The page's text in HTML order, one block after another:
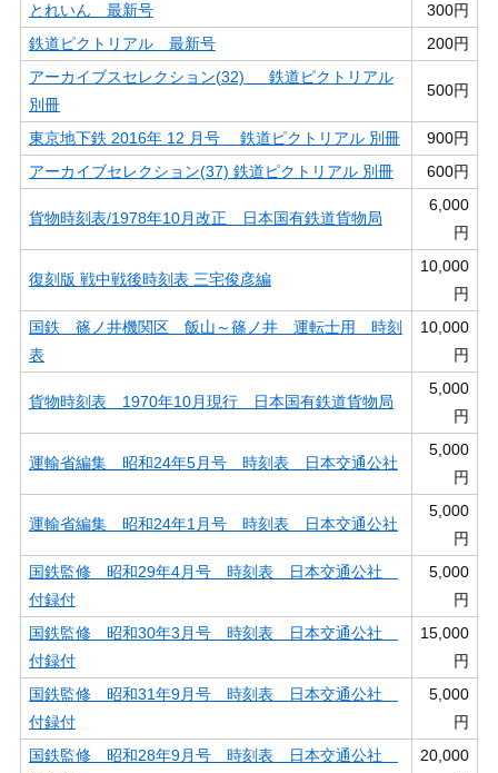
とれいん 最新号
300円
鉄道ピクトリアル 最新号
200円
アーカイブスセレクション(32) 鉄道ピクトリアル
別冊
500円
東京地下鉄 2016年 12 月号 鉄道ピクトリアル 別冊
900円
アーカイブセレクション(37) 鉄道ピクトリアル 別冊
600円
貨物時刻表/1978年10月改正 日本国有鉄道貨物局
6,000
円
復刻版 戦中戦後時刻表 三宅俊彦編
10,000
円
国鉄 篠ノ井機関区 飯山～篠ノ井 運転士用 時刻
表
10,000
円
貨物時刻表 1970年10月現行 日本国有鉄道貨物局
5,000
円
運輸省編集 昭和24年5月号 時刻表 日本交通公社
5,000
円
運輸省編集 昭和24年1月号 時刻表 日本交通公社
5,000
円
国鉄監修 昭和29年4月号 時刻表 日本交通公社
付録付
5,000
円
国鉄監修 昭和30年3月号 時刻表 日本交通公社
付録付
15,000
円
国鉄監修 昭和31年9月号 時刻表 日本交通公社
付録付
5,000
円
国鉄監修 昭和28年9月号 時刻表 日本交通公社
20,000